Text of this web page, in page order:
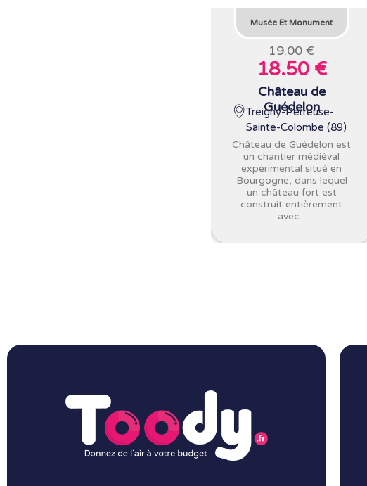
Musée Et Monument
19.00 €
18.50 €
Château de
Guédelon
Treigny-Perreuse-
Sainte-Colombe (89)
Château de Guédelon est
un chantier médiéval
expérimental situé en
Bourgogne, dans lequel
un château fort est
construit entièrement
avec...